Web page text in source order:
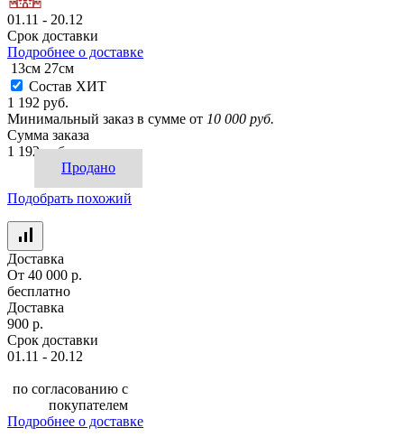
01.11 - 20.12
Срок доставки
Подробнее о доставке
13см 27см
Состав ХИТ
1 192 руб.
Минимальный заказ в сумме от 10 000 руб.
Сумма заказа
1 192 руб.
Продано
Подобрать похожий
Доставка
От 40 000 р.
бесплатно
Доставка
900 р.
Срок доставки
01.11 - 20.12
по согласованию с
покупателем
Подробнее о доставке